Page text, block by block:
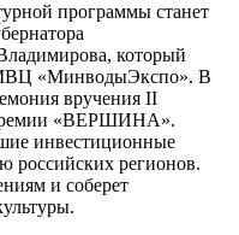
программы станет
который
МВЦ «МинводыЭкспо». В
вручения II
«ВЕРШИНА».
инвестиционные
российских регионов.
и соберет